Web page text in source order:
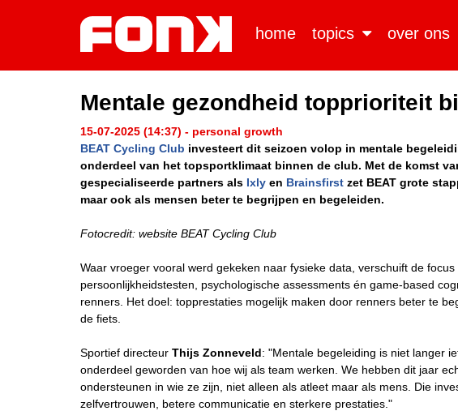
home topics over ons
Mentale gezondheid topprioriteit
15-07-2025 (14:37) - personal growth
BEAT Cycling Club investeert dit seizoen volop in mentale
onderdeel van het topsportklimaat binnen de club. Met de komst
gespecialiseerde partners als Ixly en Brainsfirst zet BEAT grote
maar ook als mensen beter te begrijpen en begeleiden.
Fotocredit: website BEAT Cycling Club
Waar vroeger vooral werd gekeken naar fysieke data, verschuift de
persoonlijkheidstesten, psychologische assessments én game-based
renners. Het doel: topprestaties mogelijk maken door renners beter te
de fiets.
Sportief directeur Thijs Zonneveld: "Mentale begeleiding is niet langer
onderdeel geworden van hoe wij als team werken. We hebben dit jaar
ondersteunen in wie ze zijn, niet alleen als atleet maar als mens. Die
zelfvertrouwen, betere communicatie en sterkere prestaties."